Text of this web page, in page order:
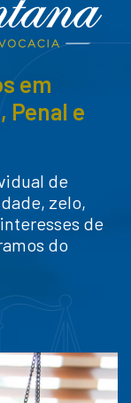
em
Penal e
de
zelo,
de
do